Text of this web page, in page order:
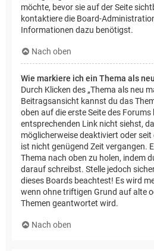
möchte, bevor sie auf der Seite
kontaktiere die Board-
Informationen dazu benötigst.
Nach oben
Wie markiere ich ein Thema als
Durch Klicken des „Thema als neu
Beitragsansicht kannst du das
oben auf die erste Seite des Forums
entsprechenden Link nicht siehst,
möglicherweise deaktiviert oder
ist nicht genügend Zeit vergangen.
Thema nach oben zu holen, indem
darauf schreibst. Stelle jedoch
dieses Boards beachtest! Es wird
wenn ohne triftigen Grund auf alte
Themen geantwortet wird.
Nach oben